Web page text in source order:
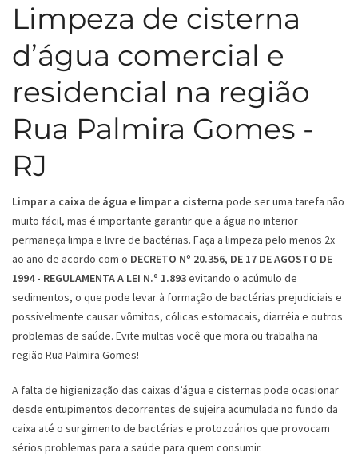
Limpeza de cisterna
d’água comercial e
residencial na região
Rua Palmira Gomes -
RJ
Limpar a caixa de água e limpar a cisterna pode ser uma tarefa não
muito fácil, mas é importante garantir que a água no interior
permaneça limpa e livre de bactérias. Faça a limpeza pelo menos 2x
ao ano de acordo com o DECRETO Nº 20.356, DE 17 DE AGOSTO DE
1994 - REGULAMENTA A LEI N.º 1.893evitando o acúmulo de
sedimentos, o que pode levar à formação de bactérias prejudiciais e
possivelmente causar vômitos, cólicas estomacais, diarréia e outros
problemas de saúde. Evite multas você que mora ou trabalha na
região Rua Palmira Gomes!
A falta de higienização das caixas d’água e cisternas pode ocasionar
desde entupimentos decorrentes de sujeira acumulada no fundo da
caixa até o surgimento de bactérias e protozoários que provocam
sérios problemas para a saúde para quem consumir.